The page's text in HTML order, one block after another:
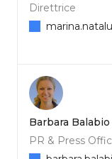
Direttrice
Barbara Balabio
PR & Press